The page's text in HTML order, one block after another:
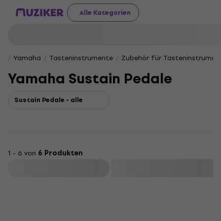
Alle Kategorien
Yamaha Tasteninstrumente Zubehör für
Yamaha Sustain Pedale
Sustain Pedale - alle
1 - 6 von 6 Produkten